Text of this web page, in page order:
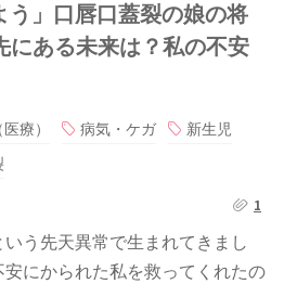
う」口唇口蓋裂の娘の将
ある未来は？私の不安
療） 病気・ケガ
新生児
1
う先天異常で生まれてきまし
にかられた私を救ってくれたの